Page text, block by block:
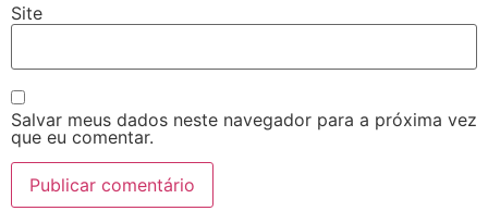
Site
Salvar meus dados neste navegador para a próxima vez
que eu comentar.